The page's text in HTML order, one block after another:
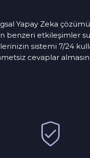
Yapay Zeka
benzeri etkileşimler
sistemi 7/24
cevaplar